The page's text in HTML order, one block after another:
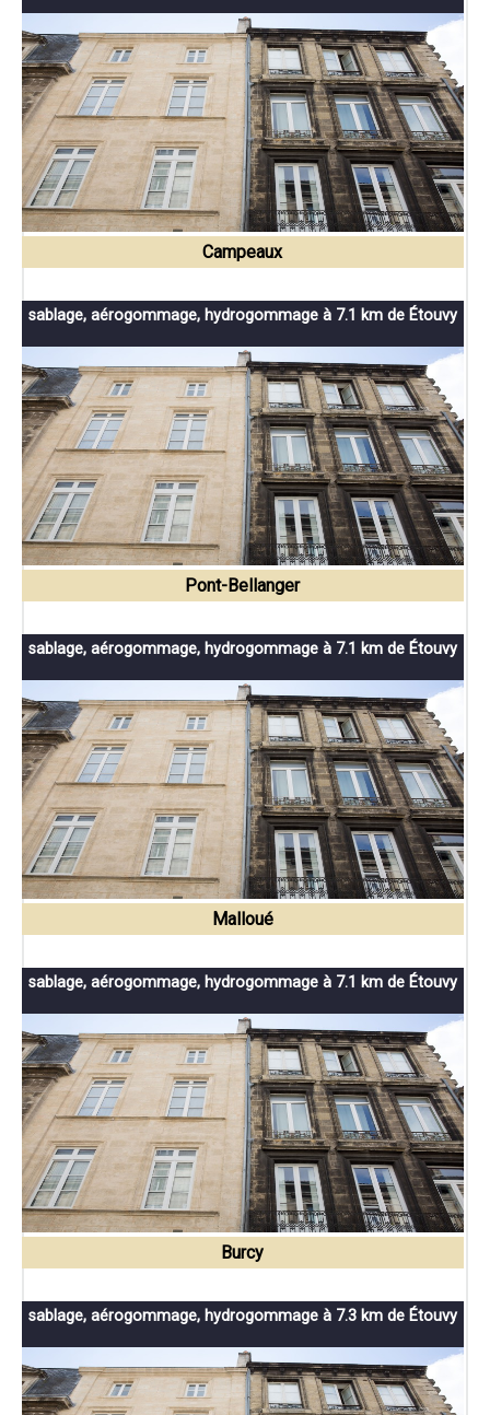
Campeaux
sablage, aérogommage, hydrogommage à 7.1 km de Étouvy
Pont-Bellanger
sablage, aérogommage, hydrogommage à 7.1 km de Étouvy
Malloué
sablage, aérogommage, hydrogommage à 7.1 km de Étouvy
Burcy
sablage, aérogommage, hydrogommage à 7.3 km de Étouvy